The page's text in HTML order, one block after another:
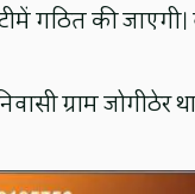
गठित की
ग्राम जोगीठेर